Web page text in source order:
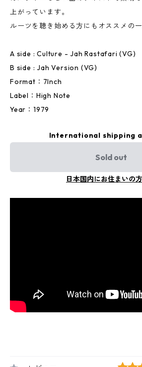
上がっています。
ルーツを聴き始める方にもオススメの一
A side : Culture - Jah Rastafari (VG)
B side : Jah Version (VG)
Format：7Inch
Label：High Note
Year：1979
International shipping
Sold out
日本国内にお住まいの